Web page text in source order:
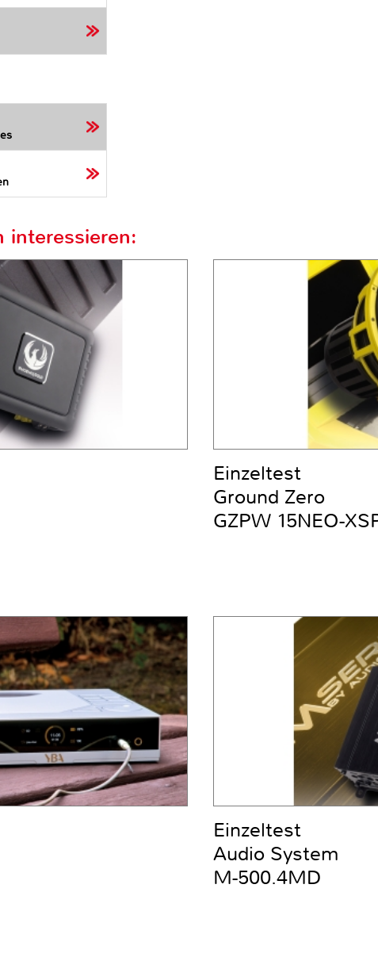
interessieren:
Einzeltest
Ground Zero
GZPW 15NEO-
Einzeltest
Audio System
M-500.4MD